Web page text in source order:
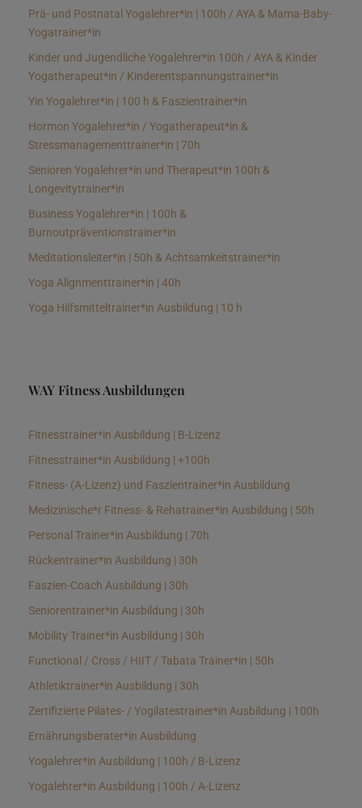
Prä- und Postnatal Yogalehrer*in | 100h / AYA & Mama-Baby-
Yogatrainer*in
Kinder und Jugendliche Yogalehrer*in 100h / AYA & Kinder
Yogatherapeut*in / Kinderentspannungstrainer*in
Yin Yogalehrer*in | 100 h & Faszientrainer*in
Hormon Yogalehrer*in / Yogatherapeut*in &
Stressmanagementtrainer*in | 70h
Senioren Yogalehrer*in und Therapeut*in 100h &
Longevitytrainer*in
Business Yogalehrer*in | 100h &
Burnoutpräventionstrainer*in
Meditationsleiter*in | 50h & Achtsamkeitstrainer*in
Yoga Alignmenttrainer*in | 40h
Yoga Hilfsmitteltrainer*in Ausbildung | 10 h
WAY Fitness Ausbildungen
Fitnesstrainer*in Ausbildung | B-Lizenz
Fitnesstrainer*in Ausbildung | +100h
Fitness- (A-Lizenz) und Faszientrainer*in Ausbildung
Medizinische*r Fitness- & Rehatrainer*in Ausbildung | 50h
Personal Trainer*in Ausbildung | 70h
Rückentrainer*in Ausbildung | 30h
Faszien-Coach Ausbildung | 30h
Seniorentrainer*in Ausbildung | 30h
Mobility Trainer*in Ausbildung | 30h
Functional / Cross / HIIT / Tabata Trainer*in | 50h
Athletiktrainer*in Ausbildung | 30h
Zertifizierte Pilates- / Yogilatestrainer*in Ausbildung | 100h
Ernährungsberater*in Ausbildung
Yogalehrer*in Ausbildung | 100h / B-Lizenz
Yogalehrer*in Ausbildung | 100h / A-Lizenz